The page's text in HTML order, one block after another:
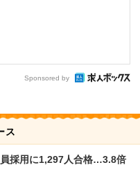
Sponsored by
ス
採用に1,297人合格…3.8倍